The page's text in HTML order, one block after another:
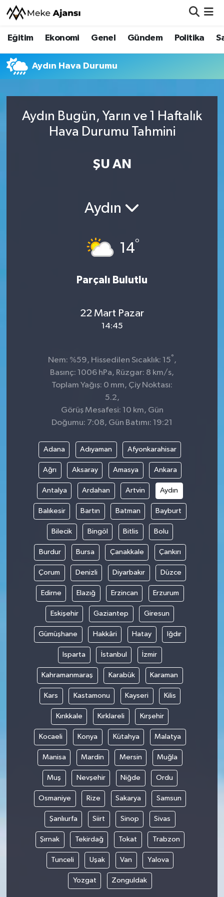
Eğitim Ekonomi Genel Gündem Politika
Aydın Hava Durumu
Aydın Bugün, Yarın ve 1 Haftalık
Hava Durumu Tahmini
ŞU AN
Aydın
14°
Parçalı Bulutlu
22 Mart Pazar
14:45
Nem: %59, Hissedilen Sıcaklık: 15° ,
Basınç: 1006 hPa, Rüzgar: 8 km/s,
Toplam Yağış: 0 mm, Çiy Noktası:
5.2,
Görüş Mesafesi: 10 km, Gün
Doğumu: 7:08, Gün Batımı: 19:21
Adana Adıyaman Afyonkarahisar
Ağrı Aksaray Amasya Ankara
Antalya Ardahan Artvin Aydın
Balıkesir Bartın Batman Bayburt
Bilecik Bingöl Bitlis Bolu
Burdur Bursa Çanakkale Çankırı
Çorum Denizli Diyarbakır Düzce
Edirne Elazığ Erzincan Erzurum
Eskişehir Gaziantep Giresun
Gümüşhane Hakkâri Hatay Iğdır
Isparta İstanbul İzmir
Kahramanmaraş Karabük Karaman
Kars Kastamonu Kayseri Kilis
Kırıkkale Kırklareli Kırşehir
Kocaeli Konya Kütahya Malatya
Manisa Mardin Mersin Muğla
Muş Nevşehir Niğde Ordu
Osmaniye Rize Sakarya Samsun
Şanlıurfa Siirt Sinop Sivas
Şırnak Tekirdağ Tokat Trabzon
Tunceli Uşak Van Yalova
Yozgat Zonguldak
Eğitim
Ekonomi
Gündem
Nöbetçi Eczaneler
Hava Durumu
Trafik Durumu